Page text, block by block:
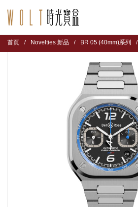
首頁 / Novelties 新品 / BR 05 (40mm)系列 /